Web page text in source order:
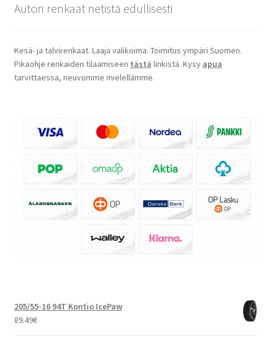
Auton renkaat netistä edullisesti
Kesä- ja talvirenkaat. Laaja valikoima. Toimitus ympäri Suomen.
Pikaohje renkaiden tilaamiseen tästä linkistä. Kysy apua
tarvittaessa, neuvomme mielellämme.
205/55-16 94T Kontio IcePaw
89.49€